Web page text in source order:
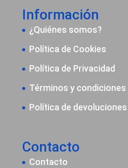
Información
¿Quiénes somos?
Política de Cookies
Política de Privacidad
Términos y condiciones
Política de devoluciones
Contacto
Contacto